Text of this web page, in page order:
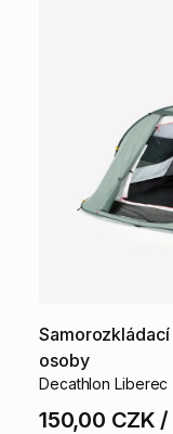
Samorozkládací
osoby
Decathlon Liberec
150,00 CZK /